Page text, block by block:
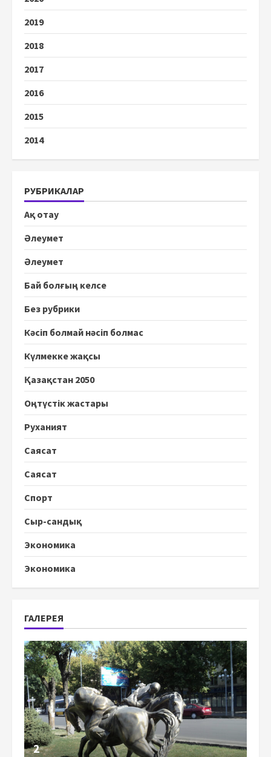
2019
2018
2017
2016
2015
2014
РУБРИКАЛАР
Ақ отау
Әлеумет
Әлеумет
Бай болғың келсе
Без рубрики
Кәсіп болмай нәсіп болмас
Күлмекке жақсы
Қазақстан 2050
Оңтүстік жастары
Руханият
Саясат
Саясат
Спорт
Сыр-сандық
Экономика
Экономика
ГАЛЕРЕЯ
2